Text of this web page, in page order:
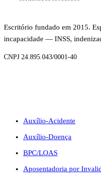
Escritório fundado em 2015.
incapacidade — INSS,
CNPJ 24.895.043/0001-40
Auxílio-Acidente
Auxílio-Doença
BPC/LOAS
Aposentadoria por